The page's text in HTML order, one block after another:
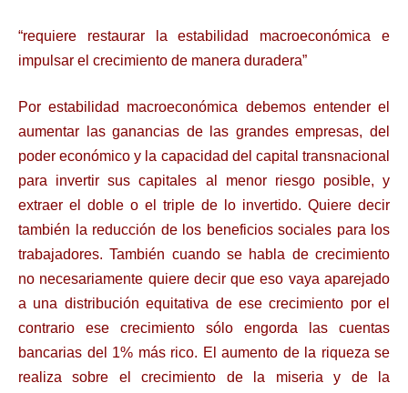
“requiere restaurar la estabilidad macroeconómica e
impulsar el crecimiento de manera duradera”
Por estabilidad macroeconómica debemos entender el
aumentar las ganancias de las grandes empresas, del
poder económico y la capacidad del capital transnacional
para invertir sus capitales al menor riesgo posible, y
extraer el doble o el triple de lo invertido. Quiere decir
también la reducción de los beneficios sociales para los
trabajadores. También cuando se habla de crecimiento
no necesariamente quiere decir que eso vaya aparejado
a una distribución equitativa de ese crecimiento por el
contrario ese crecimiento sólo engorda las cuentas
bancarias del 1% más rico. El aumento de la riqueza se
realiza sobre el crecimiento de la miseria y de la